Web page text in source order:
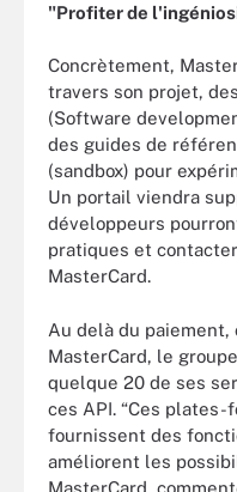
"Profiter de
Concrètement,
travers son projet,
(Software
des guides de
(sandbox) pour
Un portail viendra
développeurs
pratiques et
MasterCard.
Au delà du
MasterCard, le
quelque 20 de ses
ces API. “Ces
fournissent des
améliorent les
MasterCard,